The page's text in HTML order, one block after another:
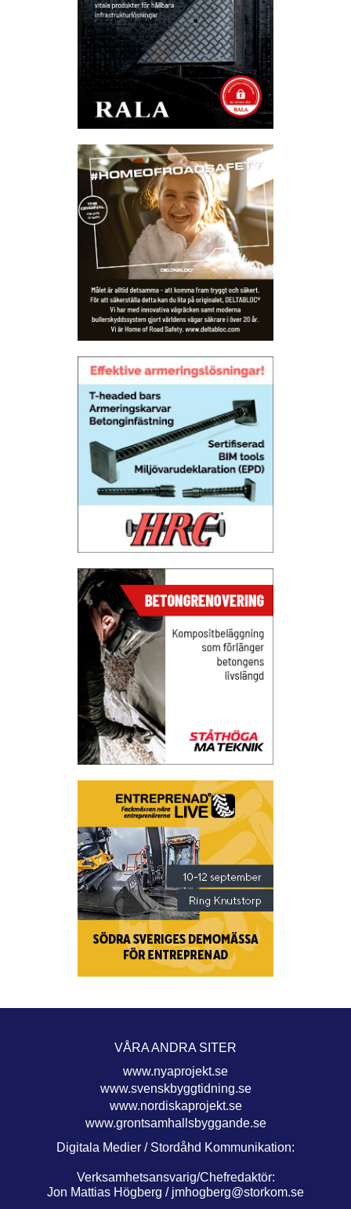
VÅRA ANDRA SITER
www.nyaprojekt.se
www.svenskbyggtidning.se
www.nordiskaprojekt.se
www.grontsamhallsbyggande.se
Digitala Medier / Stordåhd Kommunikation:
Verksamhetsansvarig/Chefredaktör:
Jon Mattias Högberg / jmhogberg@storkom.se